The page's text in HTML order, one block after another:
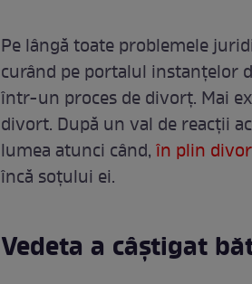
Pe lângă toate problemele
curând pe portalul instanțelor
într-un proces de divorț. Mai
divort. După un val de reacții
lumea atunci când,în plin
încă soțului ei.
Vedeta a câștigat